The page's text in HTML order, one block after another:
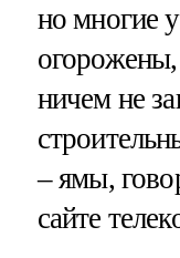
но многие
ничем не
– ямы,
сайте